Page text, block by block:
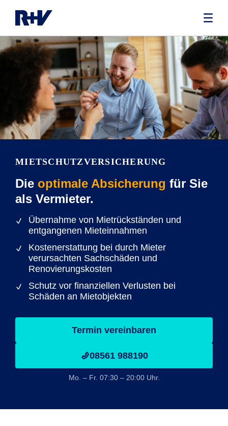
MIETSCHUTZVERSICHERUNG
Die optimale Absicherung für Sie
als Vermieter.
Übernahme von Mietrückständen und
entgangenen Mieteinnahmen
Kostenerstattung bei durch Mieter
verursachten Sachschäden und
Renovierungskosten
Schutz vor finanziellen Verlusten bei
Schäden an Mietobjekten
Termin vereinbaren
08561 988190
Mo. – Fr. 07:30 – 20:00 Uhr.